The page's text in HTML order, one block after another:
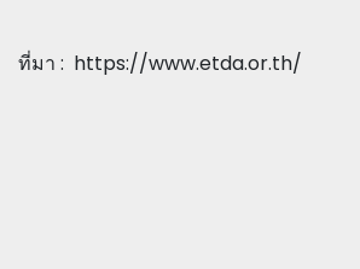
ที่มา : https://www.etda.or.th/